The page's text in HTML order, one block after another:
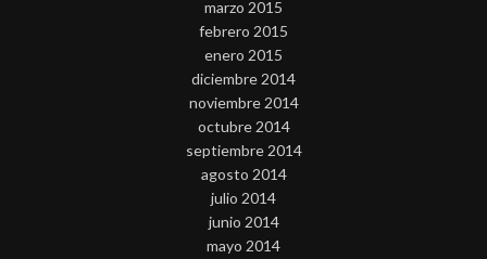
marzo 2015
febrero 2015
enero 2015
diciembre 2014
noviembre 2014
octubre 2014
septiembre 2014
agosto 2014
julio 2014
junio 2014
mayo 2014